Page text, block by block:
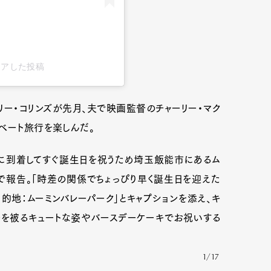
した投稿
ー・コリンズが先月、夫で映画監督のチャーリー・マク
ート旅行を楽しんだ。
到着してすぐ誕生日を祝うため埼玉飯能市にあるム
報告。「時差の関係でちょっぴり早く誕生日を迎えた
：ムーミンバレーパーク」とキャプションを添え、キ
を被るキュートな姿やバースデーケーキでお祝いする
1/17